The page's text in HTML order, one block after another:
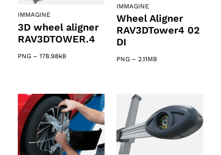
IMMAGINE
3D wheel aligner
RAV3DTOWER.4
PNG – 178.98kB
IMMAGINE
Wheel Aligner
RAV3DTower4 02
DI
PNG – 2.11MB